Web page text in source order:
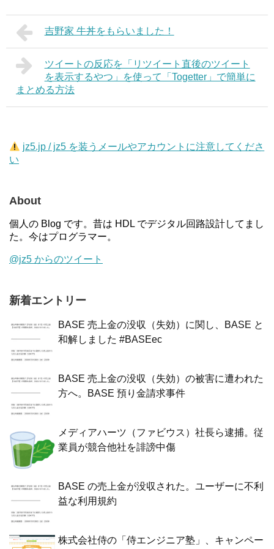
吉野家 牛丼をもらいました！
ツイートの反応を「リツイート直後のツイート
を表示するやつ」を使って「Togetter」で簡単に
まとめる方法
jz5.jp / jz5 を装うメールやアカウントに注意してくださ
い
About
個人の Blog です。昔は HDL でデジタル回路設計してまし
た。今はプログラマー。
@jz5 からのツイート
新着エントリー
BASE 売上金の没収（失効）に関し、BASE と
和解しました #BASEec
BASE 売上金の没収（失効）の被害に遭われた
方へ。BASE 預り金請求事件
メディアハーツ（ファビウス）社長ら逮捕。従
業員が競合他社を誹謗中傷
BASE の売上金が没収された。ユーザーに不利
益な利用規約
株式会社侍の「侍エンジニア塾」、キャンペー